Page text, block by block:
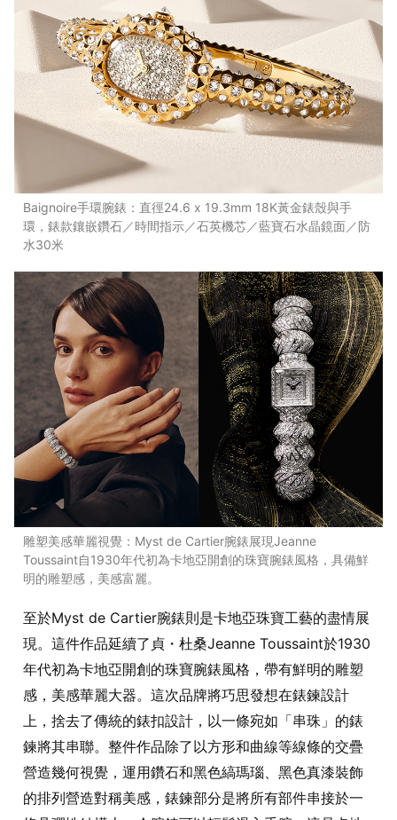
Baignoire手環腕錶：直徑24.6 x 19.3mm 18K黃金錶殼與手
環，錶款鑲嵌鑽石／時間指示／石英機芯／藍寶石水晶鏡面／防
水30米
雕塑美感華麗視覺：Myst de Cartier腕錶展現Jeanne
Toussaint自1930年代初為卡地亞開創的珠寶腕錶風格，具備鮮
明的雕塑感，美感富麗。
至於Myst de Cartier腕錶則是卡地亞珠寶工藝的盡情展
現。這件作品延續了貞・杜桑Jeanne Toussaint於1930
年代初為卡地亞開創的珠寶腕錶風格，帶有鮮明的雕塑
感，美感華麗大器。這次品牌將巧思發想在錶鍊設計
上，捨去了傳統的錶扣設計，以一條宛如「串珠」的錶
鍊將其串聯。整件作品除了以方形和曲線等線條的交疊
營造幾何視覺，運用鑽石和黑色縞瑪瑙、黑色真漆裝飾
的排列營造對稱美感，錶鍊部分是將所有部件串接於一